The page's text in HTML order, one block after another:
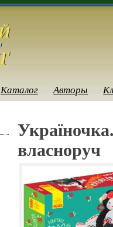
Каталог Авторы
власноруч